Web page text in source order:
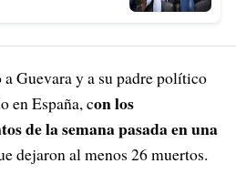
Guevara y a su padre político
en España, con los
de la semana pasada en una
dejaron al menos 26 muertos.